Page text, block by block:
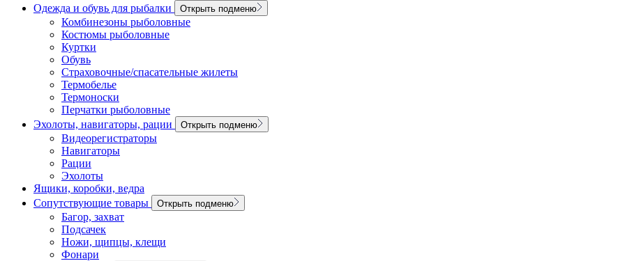
Одежда и обувь для рыбалки
Открыть подменю
Комбинезоны рыболовные
Костюмы рыболовные
Куртки
Обувь
Страховочные/спасательные жилеты
Термобелье
Термоноски
Перчатки рыболовные
Эхолоты, навигаторы, рации
Открыть подменю
Видеорегистраторы
Навигаторы
Рации
Эхолоты
Ящики, коробки, ведра
Сопутствующие товары
Открыть подменю
Багор, захват
Подсачек
Ножи, щипцы, клещи
Фонари